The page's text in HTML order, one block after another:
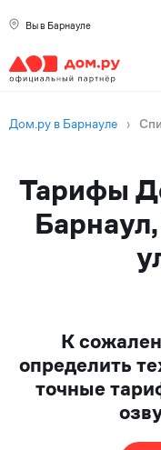
Вы в Барнауле
Дом.ру в Барнауле ›
Тарифы
К
определить
точные